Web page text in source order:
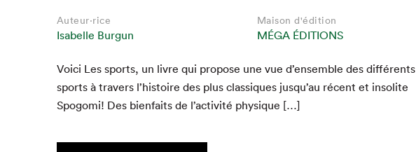
Auteur·rice
Isabelle Burgun
Maison d'édition
MÉGA ÉDITIONS
Voici Les sports, un livre qui pro­pose une vue d’ensem­ble des dif­férents
sports à tra­vers l’his­toire des plus clas­siques jusqu’au récent et inso­lite
Spogo­mi! Des bien­faits de l’ac­tiv­ité physique […]